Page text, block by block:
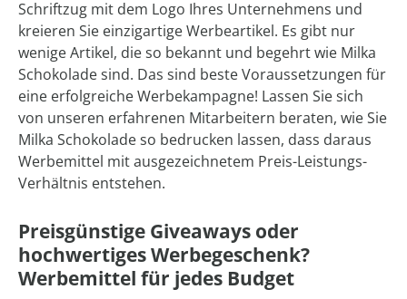
Schriftzug mit dem Logo Ihres Unternehmens und
kreieren Sie einzigartige Werbeartikel. Es gibt nur
wenige Artikel, die so bekannt und begehrt wie Milka
Schokolade sind. Das sind beste Voraussetzungen für
eine erfolgreiche Werbekampagne! Lassen Sie sich
von unseren erfahrenen Mitarbeitern beraten, wie Sie
Milka Schokolade so bedrucken lassen, dass daraus
Werbemittel mit ausgezeichnetem Preis-Leistungs-
Verhältnis entstehen.
Preisgünstige Giveaways oder
hochwertiges Werbegeschenk?
Werbemittel für jedes Budget